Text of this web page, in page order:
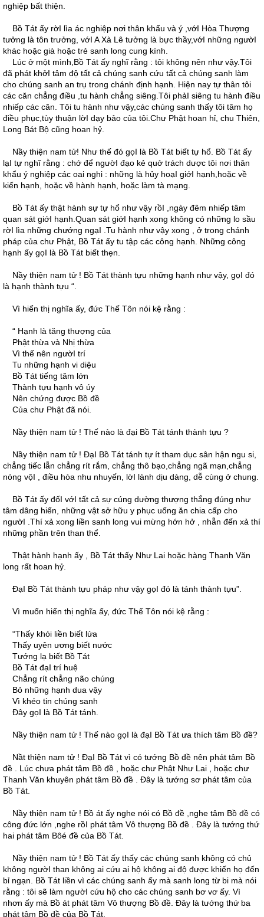
nghiệp bất thiện.
Bồ Tát ấy rờI lìa ác nghiệp nơi thân khẩu và ý ,vớI Hòa Thượng
tưởng là tôn trưởng, vớI A Xà Lê tưởng là bực thầy,vớI những ngườI
khác hoặc già hoặc trẻ sanh long cung kính.
Lúc ở một mình,Bồ Tát ấy nghĩ rằng : tôi không nên như vậy.Tôi
đã phát khởI tâm độ tất cả chúng sanh cứu tất cả chúng sanh làm
cho chúng sanh an trụ trong chánh định hạnh. Hiện nay tự thân tôi
các căn chẳng điều ,tu hành chẳng siêng.Tôi phảI siêng tu hành điều
nhiếp các căn. Tôi tu hành như vậy,các chúng sanh thấy tôi tâm họ
điều phục,tùy thuận lờI dạy bảo của tôi.Chư Phật hoan hỉ, chu Thiên,
Long Bát Bộ cũng hoan hỷ.
Nầy thiện nam tử! Như thế đó gọI là Bồ Tát biết tự hổ. Bồ Tát ấy
lạI tự nghĩ rằng : chớ để ngườI đạo kẻ quở trách dược tôi nơi thân
khẩu ý nghiệp các oai nghi : những là hủy hoạI giớI hạnh,hoặc về
kiến hạnh, hoặc về hành hạnh, hoặc làm tà mạng.
Bồ Tát ấy thật hành sự tự hổ như vậy rồI ,ngày đêm nhiếp tâm
quan sát giớI hạnh.Quan sát giớI hạnh xong không có những lo sầu
rờI lìa những chướng ngạI .Tu hành như vậy xong , ở trong chánh
pháp của chư Phật, Bồ Tát ấy tu tập các công hạnh. Những công
hạnh ấy gọI là Bồ Tát biết thẹn.
Nầy thiện nam tử ! Bồ Tát thành tựu những hạnh như vậy, gọI đó
là hạnh thành tựu “.
Vì hiển thị nghĩa ấy, đức Thế Tôn nói kệ rằng :
“ Hạnh là tăng thượng của
Phật thừa và Nhị thừa
Vì thế nên ngườI trí
Tu những hạnh vi diệu
Bồ Tát tiếng tăm lớn
Thành tựu hạnh vô úy
Nên chứng được Bồ đề
Của chư Phật đã nói.
Nầy thiện nam tử ! Thế nào là đại Bồ Tát tánh thành tựu ?
Nầy thiện nam tử ! ÐạI Bồ Tát tánh tự ít tham dục sân hận ngu si,
chẳng tiếc lẫn chẳng rít rắm, chẳng thô bạo,chẳng ngã mạn,chẳng
nóng vộI , điều hòa nhu nhuyến, lờI lành dịu dàng, dễ cùng ở chung.
Bồ Tát ấy đốI vớI tất cả sự cúng dường thượng thắng đúng như
tâm dâng hiến, những vật sở hữu y phục uống ăn chia cấp cho
ngườI .Thí xả xong liền sanh long vui mừng hớn hở , nhẫn đến xả thí
những phần trên than thể.
Thật hành hạnh ấy , Bồ Tát thấy Như Lai hoặc hàng Thanh Văn
long rất hoan hỷ.
ÐạI Bồ Tát thành tựu pháp như vậy gọI đó là tánh thành tựu”.
Vì muốn hiển thị nghĩa ấy, đức Thế Tôn nói kệ rằng :
“Thấy khói liền biết lửa
Thấy uyên ương biết nước
Tướng lạ biết Bồ Tát
Bồ Tát đạI trí huệ
Chẳng rít chẳng não chúng
Bỏ những hạnh dua vậy
Vì khéo tin chúng sanh
Ðây gọI là Bồ Tát tánh.
Nầy thiện nam tử ! Thế nào gọI là đạI Bồ Tát ưa thích tâm Bồ đề?
Nầt thiện nam tử ! ÐạI Bồ Tát vì có tướng Bồ đề nên phát tâm Bồ
đề . Lúc chưa phát tâm Bồ đề , hoặc chư Phật Như Lai , hoặc chư
Thanh Văn khuyên phát tâm Bồ đề . Ðây là tướng sơ phát tâm của
Bồ Tát.
Nầy thiện nam tử ! Bồ át ấy nghe nói có Bồ đề ,nghe tâm Bồ đề có
công đức lớn ,nghe rồI phát tâm Vô thượng Bồ đề . Ðây là tướng thứ
hai phát tâm Bôé đề của Bồ Tát.
Nầy thiện nam tử ! Bồ Tát ấy thấy các chúng sanh không có chủ
không ngườI than không ai cứu ai hộ không ai độ được khiến họ đến
bỉ ngạn. Bồ Tát liền vì các chúng sanh ấy mà sanh long từ bi mà nói
rằng : tôi sẽ làm ngườI cứu hộ cho các chúng sanh bơ vơ ấy. Vì
nhơn ấy mà Bồ át phát tâm Vô thượng Bồ đề. Ðây là tướng thứ ba
phát tâm Bồ đề của Bồ Tát.